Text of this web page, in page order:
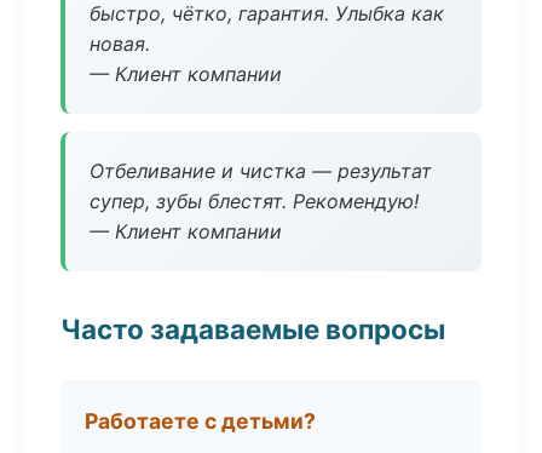
быстро, чётко, гарантия. Улыбка как
новая.
— Клиент компании
Отбеливание и чистка — результат
супер, зубы блестят. Рекомендую!
— Клиент компании
Часто задаваемые вопросы
Работаете с детьми?